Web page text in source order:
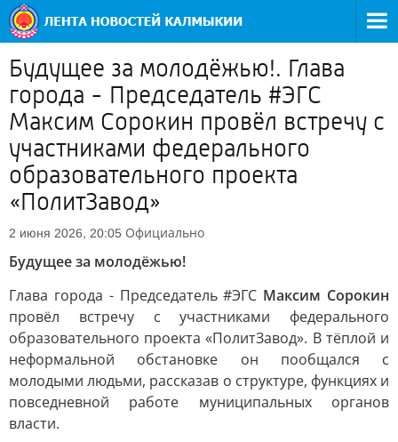
Будущее за молодёжью!. Глава
города - Председатель #ЭГС
Максим Сорокин провёл встречу с
участниками федерального
образовательного проекта
«ПолитЗавод»
2 июня 2026, 20:05 Официально
Будущее за молодёжью!
Глава города - Председатель #ЭГС Максим Сорокин
провёл встречу с участниками федерального
образовательного проекта «ПолитЗавод». В тёплой и
неформальной обстановке он пообщался с
молодыми людьми, рассказав о структуре, функциях и
повседневной работе муниципальных органов
власти.